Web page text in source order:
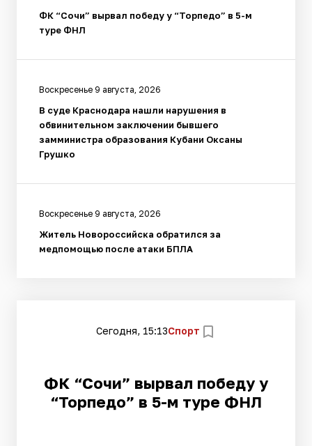
ФК “Сочи” вырвал победу у “Торпедо” в 5-м
туре ФНЛ
Воскресенье 9 августа, 2026
В суде Краснодара нашли нарушения в
обвинительном заключении бывшего
замминистра образования Кубани Оксаны
Грушко
Воскресенье 9 августа, 2026
Житель Новороссийска обратился за
медпомощью после атаки БПЛА
Сегодня, 15:13Спорт
ФК “Сочи” вырвал победу у
“Торпедо” в 5-м туре ФНЛ